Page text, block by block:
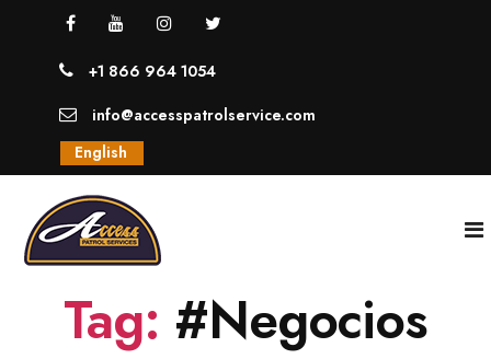
+1 866 964 1054
info@accesspatrolservice.com
English
Tag: #Negocios